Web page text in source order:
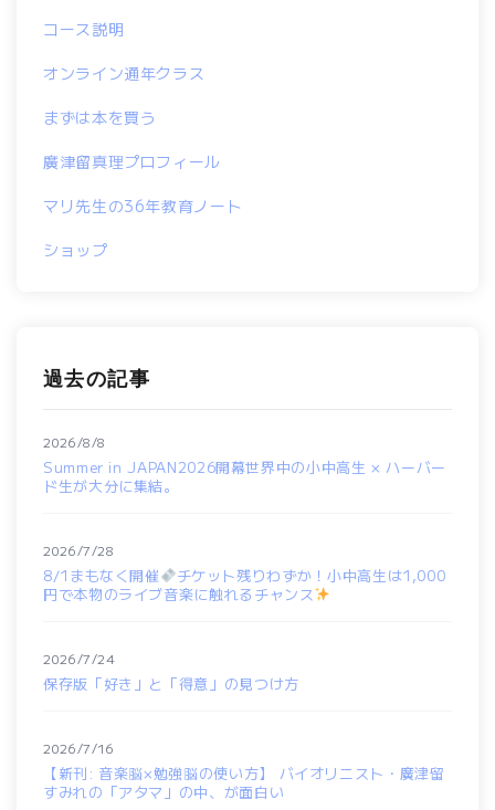
コース説明
オンライン通年クラス
まずは本を買う
廣津留真理プロフィール
マリ先生の36年教育ノート
ショップ
過去の記事
Summer in JAPAN2026開幕世界中の小中高生 × ハーバー
ド生が大分に集結。
2026/8/8
8/1まもなく開催
チケット残りわずか！小中高生は1,000
円で本物のライブ音楽に触れるチャンス
2026/7/28
保存版「好き」と「得意」の見つけ方
2026/7/24
【新刊: 音楽脳×勉強脳の使い方】 バイオリニスト・廣津留
すみれの「アタマ」の中、が面白い
2026/7/16